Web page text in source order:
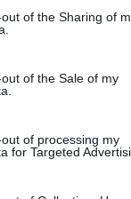
of the Sharing of
of the Sale of my
of processing my
for Targeted
del curso lejos
recta
el fútbol
destacados.
al San
y el primer